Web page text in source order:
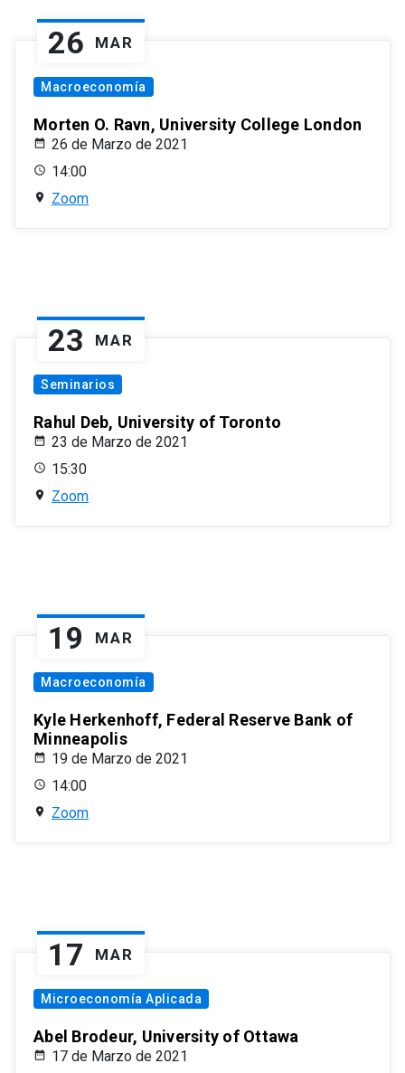
26 MAR
Macroeconomía
Morten O. Ravn, University College London
26 de Marzo de 2021
14:00
Zoom
23 MAR
Seminarios
Rahul Deb, University of Toronto
23 de Marzo de 2021
15:30
Zoom
19 MAR
Macroeconomía
Kyle Herkenhoff, Federal Reserve Bank of
Minneapolis
19 de Marzo de 2021
14:00
Zoom
17 MAR
Microeconomía Aplicada
Abel Brodeur, University of Ottawa
17 de Marzo de 2021